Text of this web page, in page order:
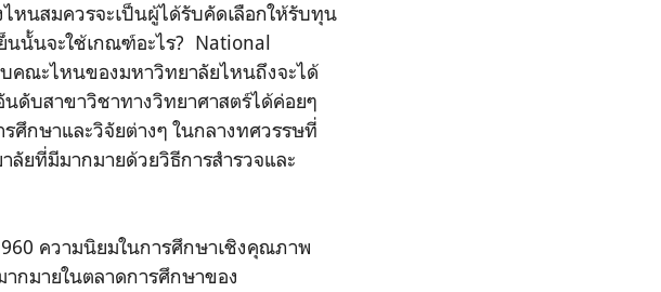
หนสมควรจะเป็นผู้ได้รับคัดเลือกให้รับทุน
นนั้นจะใช้เกณฑ์อะไร? National
คณะไหนของมหาวิทยาลัยไหนถึงจะได้
ดับสาขาวิชาทางวิทยาศาสตร์ได้ค่อยๆ
ศึกษาและวิจัยต่างๆ ในกลางทศวรรษที่
ยที่มีมากมายด้วยวิธีการสำรวจและ
ความนิยมในการศึกษาเชิงคุณภาพ
กมายในตลาดการศึกษาของ